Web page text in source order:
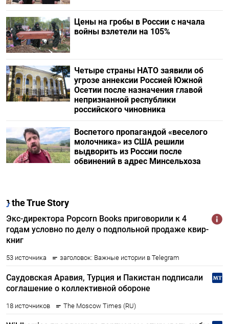
Цены на гробы в России с начала
войны взлетели на 105%
Четыре страны НАТО заявили об
угрозе аннексии Россией Южной
Осетии после назначения главой
непризнанной республики
российского чиновника
Воспетого пропагандой «веселого
молочника» из США решили
выдворить из России после
обвинений в адрес Минсельхоза